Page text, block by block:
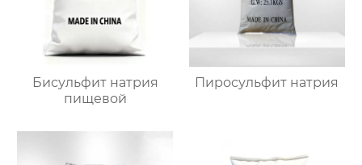
Бисульфит натрия
пищевой
Пиросульфит натрия